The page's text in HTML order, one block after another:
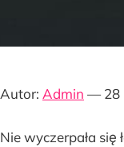
Autor: Admin — 28
Nie wyczerpała się